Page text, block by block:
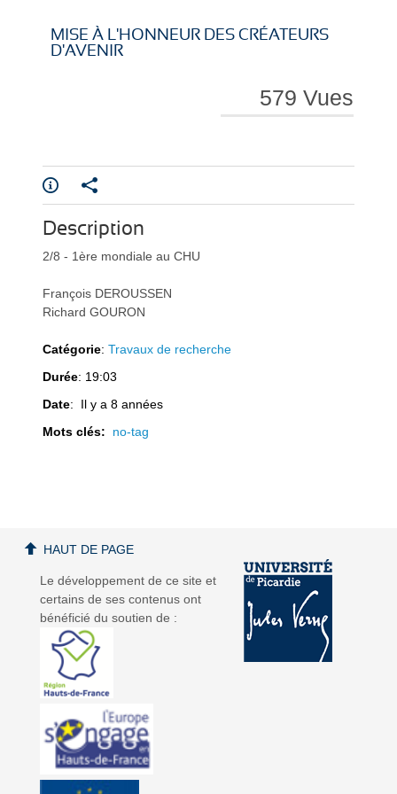
i
i
MISE À L'HONNEUR DES CRÉATEURS
D'AVENIR
579 Vues
Description
2/8 - 1ère mondiale au CHU
François DEROUSSEN
Richard GOURON
Catégorie:Travaux de recherche
Durée: 19:03
Date: Il y a 8 années
Mots clés: no-tag
Le développement de ce site et
certains de ses contenus ont
bénéficié du soutien de :
HAUT DE PAGE